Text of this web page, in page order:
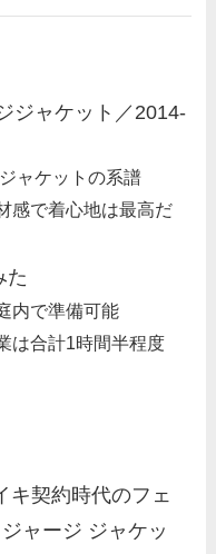
ジャケット／2014-
ャケットの系譜
感で着心地は最高だ
た
内で準備可能
は合計1時間半程度
キ契約時代のフェ
ャージ ジャケッ